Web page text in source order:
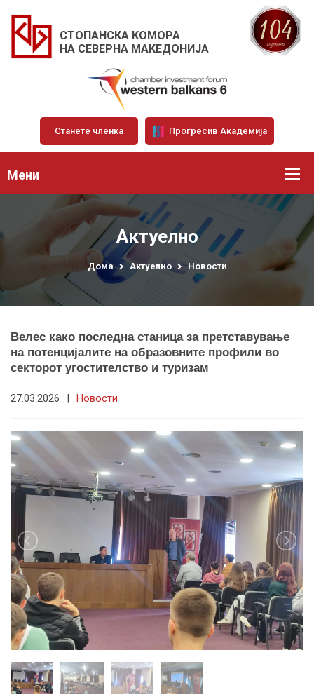
СТОПАНСКА КОМОРА
НА СЕВЕРНА МАКЕДОНИЈА
Станете членка Прогресив Академија
Мени
Актуелно
Дома Актуелно Новости
Велес како последна станица за претставување
на потенцијалите на образовните профили во
секторот угостителство и туризам
27.03.2026 | Новости